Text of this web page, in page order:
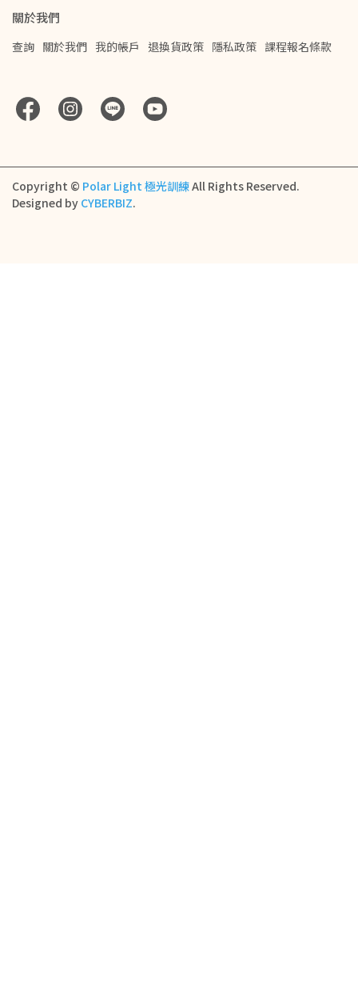
關於我們
查詢 關於我們 我的帳戶 退換貨政策 隱私政策 課程報名條款
Copyright © Polar Light 極光訓練All Rights Reserved.
Designed by CYBERBIZ.